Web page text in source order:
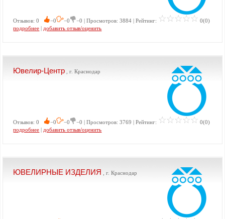
Отзывов: 0 −0 −0 −0 | Просмотров: 3884 | Рейтинг:
0(0)
подробнее | добавить отзыв/оценить
Ювелир-Центр , г. Краснодар
Отзывов: 0 −0 −0 −0 | Просмотров: 3769 | Рейтинг:
0(0)
подробнее | добавить отзыв/оценить
ЮВЕЛИРНЫЕ ИЗДЕЛИЯ , г. Краснодар